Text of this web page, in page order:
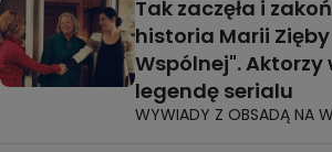
Tak zaczęła i
historia Marii Zięby
Wspólnej".
legendę serialu
WYWIADY Z OBSADĄ NA